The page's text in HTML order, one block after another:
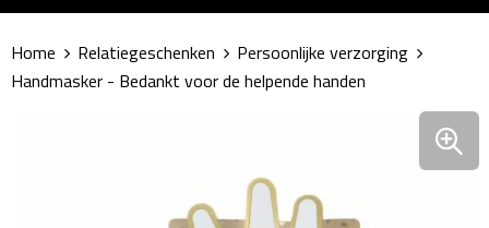
Katoenen draagtassen
Zomer
Home Relatiegeschenken
Persoonlijke verzorging
Handmasker - Bedankt voor de helpende handen